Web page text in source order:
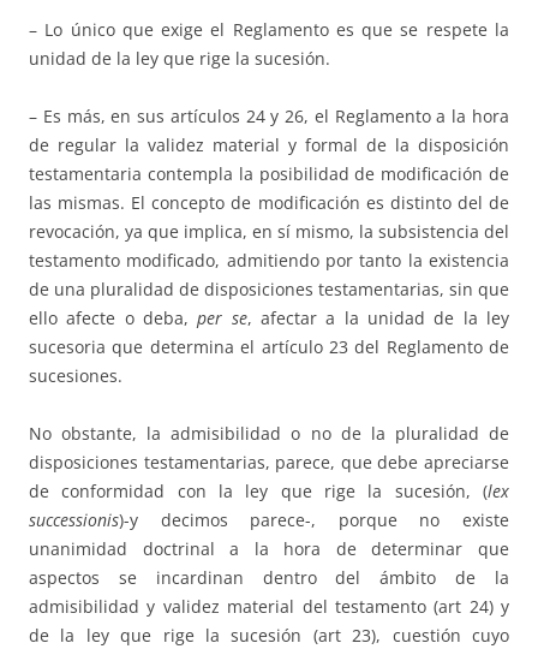
– Lo único que exige el Reglamento es que se respete la
unidad de la ley que rige la sucesión.
– Es más, en sus artículos 24 y 26, el Reglamento a la hora
de regular la validez material y formal de la disposición
testamentaria contempla la posibilidad de modificación de
las mismas. El concepto de modificación es distinto del de
revocación, ya que implica, en sí mismo, la subsistencia del
testamento modificado, admitiendo por tanto la existencia
de una pluralidad de disposiciones testamentarias, sin que
ello afecte o deba,per se, afectar a la unidad de la ley
sucesoria que determina el artículo 23 del Reglamento de
sucesiones.
No obstante, la admisibilidad o no de la pluralidad de
disposiciones testamentarias, parece, que debe apreciarse
de conformidad con la ley que rige la sucesión, (lex
successionis)-y decimos parece-, porque no existe
unanimidad doctrinal a la hora de determinar que
aspectos se incardinan dentro del ámbito de la
admisibilidad y validez material del testamento (art 24) y
de la ley que rige la sucesión (art 23), cuestión cuyo